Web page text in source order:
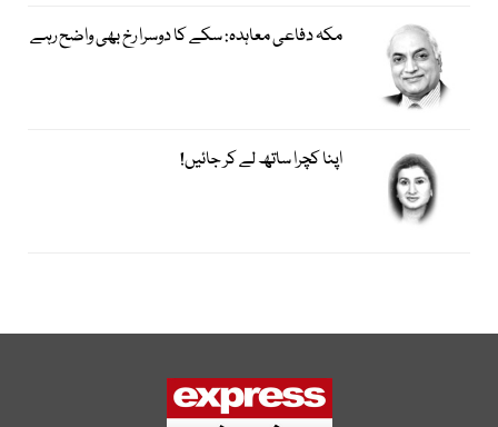
مکہ دفاعی معاہدہ: سکے کا دوسرا رخ بھی واضح رہے
اپنا کچرا ساتھ لے کر جائیں!